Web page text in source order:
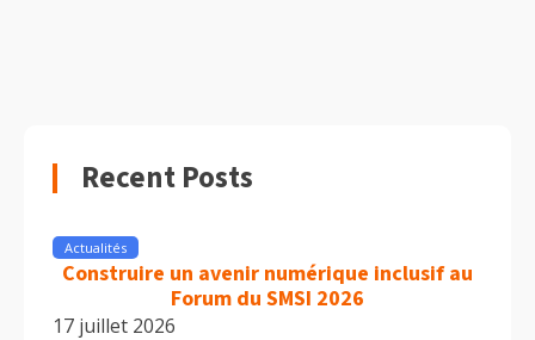
Recent Posts
Actualités
Construire un avenir numérique inclusif au
Forum du SMSI 2026
17 juillet 2026